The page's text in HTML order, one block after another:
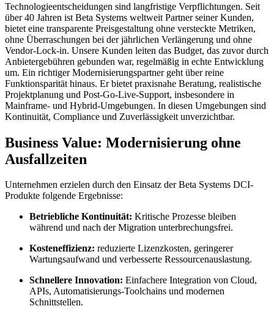
Technologieentscheidungen sind langfristige Verpflichtungen. Seit
über 40 Jahren ist Beta Systems weltweit Partner seiner Kunden,
bietet eine transparente Preisgestaltung ohne versteckte Metriken,
ohne Überraschungen bei der jährlichen Verlängerung und ohne
Vendor-Lock-in. Unsere Kunden leiten das Budget, das zuvor durch
Anbietergebühren gebunden war, regelmäßig in echte Entwicklung
um. Ein richtiger Modernisierungspartner geht über reine
Funktionsparität hinaus. Er bietet praxisnahe Beratung, realistische
Projektplanung und Post-Go-Live-Support, insbesondere in
Mainframe- und Hybrid-Umgebungen. In diesen Umgebungen sind
Kontinuität, Compliance und Zuverlässigkeit unverzichtbar.
Business Value: Modernisierung ohne
Ausfallzeiten
Unternehmen erzielen durch den Einsatz der Beta Systems DCI-
Produkte folgende Ergebnisse:
Betriebliche Kontinuität: Kritische Prozesse bleiben
während und nach der Migration unterbrechungsfrei.
Kosteneffizienz: reduzierte Lizenzkosten, geringerer
Wartungsaufwand und verbesserte Ressourcenauslastung.
Schnellere Innovation: Einfachere Integration von Cloud,
APIs, Automatisierungs-Toolchains und modernen
Schnittstellen.